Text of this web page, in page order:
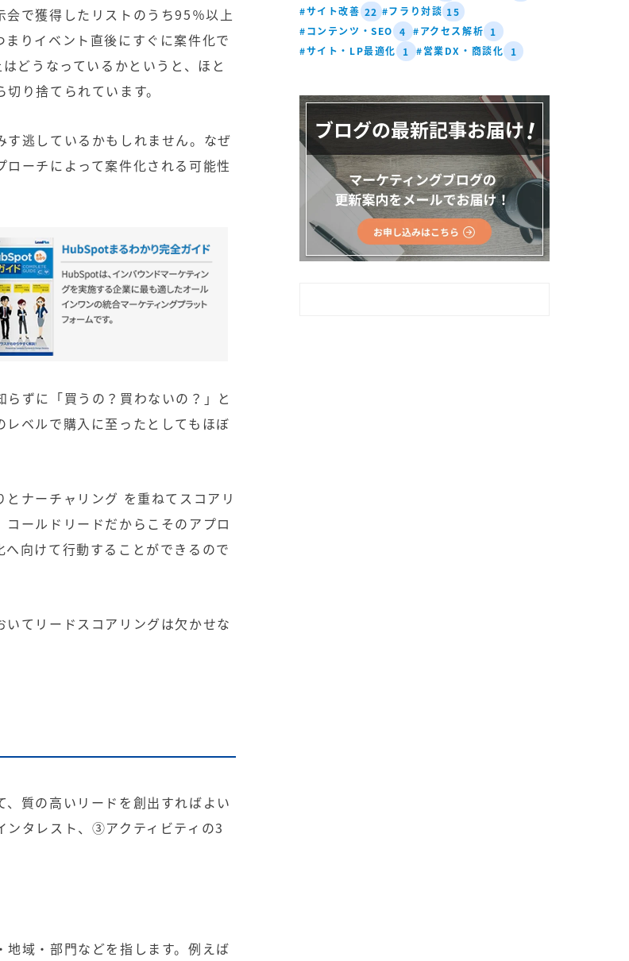
で獲得したリストのうち95％以上
りイベント直後にすぐに案件化で
どうなっているかというと、ほと
り捨てられています。
逃しているかもしれません。なぜ
ーチによって案件化される可能性
ずに「買うの？買わないの？」と
ベルで購入に至ったとしてもほぼ
ナーチャリング を重ねてスコアリ
ールドリードだからこそのアプロ
向けて行動することができるので
てリードスコアリングは欠かせな
質の高いリードを創出すればよい
タレスト、③アクティビティの3
域・部門などを指します。例えば
#サイト改善 22 #フラり対談 15
#コンテンツ・SEO 4 #アクセス解析 1
#サイト・LP最適化
1 #営業DX・商談化 1